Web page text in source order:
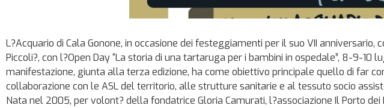
L?Acquario di Cala Gonone, in occasione dei festeggiamenti per il suo VII
Piccoli?, con l?Open Day “La storia di una tartaruga per i bambini in ospedale”, 8-9-
manifestazione, giunta alla terza edizione, ha come obiettivo principale quello di far
collaborazione con le ASL del territorio, alle strutture sanitarie e al tessuto socio
Nata nel 2005, per volont? della fondatrice Gloria Camurati, l?associazione Il Porto